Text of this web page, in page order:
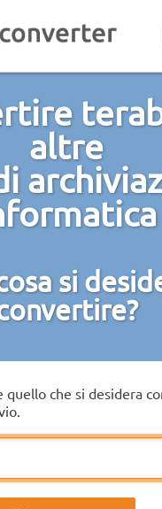
altre
si
quello che si desidera